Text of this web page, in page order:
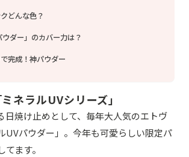
どんな色？
ウダー」のカバー力は？
完成！神パウダー
ネラルUVシリーズ」
日焼け止めとして、毎年大人気のエトヴ
UVパウダー」。今年も可愛らしい限定パ
ます。